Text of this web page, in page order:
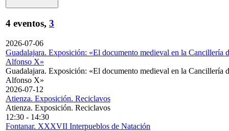
4 eventos, 3
2026-07-06
Guadalajara. Exposición: «El documento medieval en la Cancillería
Alfonso X»
Guadalajara. Exposición: «El documento medieval en la Cancillería
Alfonso X»
2026-07-12
Atienza. Exposición. Reciclavos
Atienza. Exposición. Reciclavos
12:30 - 14:30
Fontanar. XXXVII Interpueblos de Natación